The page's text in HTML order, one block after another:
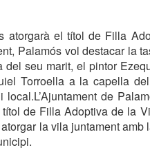
atorgarà el títol de Filla
Palamós vol destacar la
seu marit, el pintor
Torroella a la capella
de
títol de Filla Adoptiva de la
la vila juntament